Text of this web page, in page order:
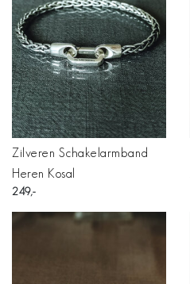
Zilveren Schakelarmband
Heren Kosal
249